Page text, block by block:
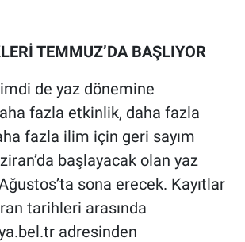
TEMMUZ’DA BAŞLIYOR
de yaz dönemine
fazla etkinlik, daha fazla
fazla ilim için geri sayım
başlayacak olan yaz
sona erecek. Kayıtlar
tarihleri arasında
adresinden